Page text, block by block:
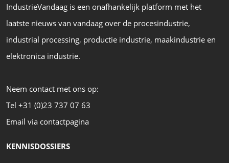
IndustrieVandaag is een onafhankelijk platform met het
laatste nieuws van vandaag over de procesindustrie,
industrial processing, productie industrie, maakindustrie en
elektronica industrie.
Neem contact met ons op:
Tel +31 (0)23 737 07 63
Email via contactpagina
KENNISDOSSIERS